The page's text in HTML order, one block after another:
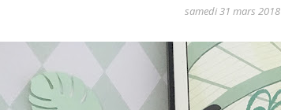
samedi 31 mars 2018